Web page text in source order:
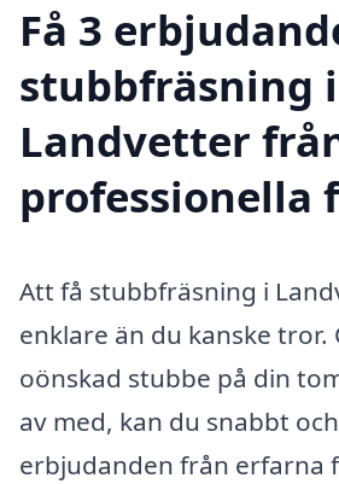
Få 3
stubbfräsning i
Landvetter
professionella
Att få stubbfräsning i
enklare än du kanske tror.
oönskad stubbe på din
av med, kan du snabbt
erbjudanden från erfarna